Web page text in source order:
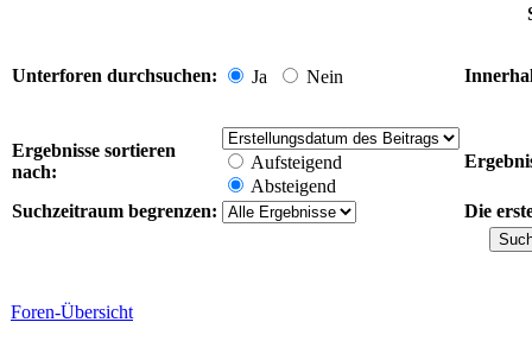
Unterforen durchsuchen: Ja Nein
Ergebnisse sortieren
nach:
Aufsteigend
Absteigend
Suchzeitraum begrenzen: Die
Foren-Übersicht